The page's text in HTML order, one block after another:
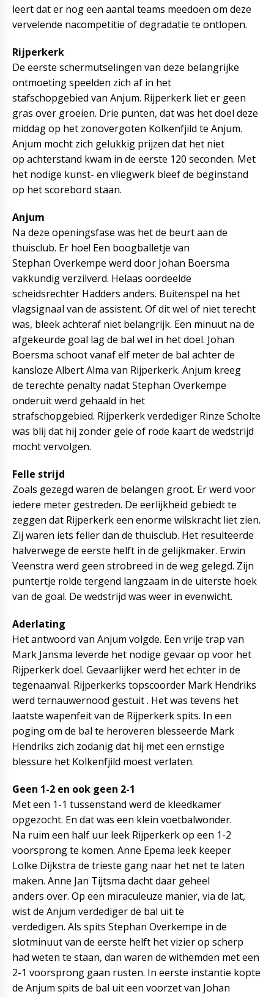
leert dat er nog een aantal teams meedoen om deze
vervelende nacompetitie of degradatie te ontlopen.
Rijperkerk
De eerste schermutselingen van deze belangrijke
ontmoeting speelden zich af in het
stafschopgebied van Anjum. Rijperkerk liet er geen
gras over groeien. Drie punten, dat was het doel deze
middag op het zonovergoten Kolkenfjild te Anjum.
Anjum mocht zich gelukkig prijzen dat het niet
op achterstand kwam in de eerste 120 seconden. Met
het nodige kunst- en vliegwerk bleef de beginstand
op het scorebord staan.
Anjum
Na deze openingsfase was het de beurt aan de
thuisclub. Er hoe! Een boogballetje van
Stephan Overkempe werd door Johan Boersma
vakkundig verzilverd. Helaas oordeelde
scheidsrechter Hadders anders. Buitenspel na het
vlagsignaal van de assistent. Of dit wel of niet terecht
was, bleek achteraf niet belangrijk. Een minuut na de
afgekeurde goal lag de bal wel in het doel. Johan
Boersma schoot vanaf elf meter de bal achter de
kansloze Albert Alma van Rijperkerk. Anjum kreeg
de terechte penalty nadat Stephan Overkempe
onderuit werd gehaald in het
strafschopgebied. Rijperkerk verdediger Rinze Scholte
was blij dat hij zonder gele of rode kaart de wedstrijd
mocht vervolgen.
Felle strijd
Zoals gezegd waren de belangen groot. Er werd voor
iedere meter gestreden. De eerlijkheid gebiedt te
zeggen dat Rijperkerk een enorme wilskracht liet zien.
Zij waren iets feller dan de thuisclub. Het resulteerde
halverwege de eerste helft in de gelijkmaker. Erwin
Veenstra werd geen strobreed in de weg gelegd. Zijn
puntertje rolde tergend langzaam in de uiterste hoek
van de goal. De wedstrijd was weer in evenwicht.
Aderlating
Het antwoord van Anjum volgde. Een vrije trap van
Mark Jansma leverde het nodige gevaar op voor het
Rijperkerk doel. Gevaarlijker werd het echter in de
tegenaanval. Rijperkerks topscoorder Mark Hendriks
werd ternauwernood gestuit . Het was tevens het
laatste wapenfeit van de Rijperkerk spits. In een
poging om de bal te heroveren blesseerde Mark
Hendriks zich zodanig dat hij met een ernstige
blessure het Kolkenfjild moest verlaten.
Geen 1-2 en ook geen 2-1
Met een 1-1 tussenstand werd de kleedkamer
opgezocht. En dat was een klein voetbalwonder.
Na ruim een half uur leek Rijperkerk op een 1-2
voorsprong te komen. Anne Epema leek keeper
Lolke Dijkstra de trieste gang naar het net te laten
maken. Anne Jan Tijtsma dacht daar geheel
anders over. Op een miraculeuze manier, via de lat,
wist de Anjum verdediger de bal uit te
verdedigen. Als spits Stephan Overkempe in de
slotminuut van de eerste helft het vizier op scherp
had weten te staan, dan waren de withemden met een
2-1 voorsprong gaan rusten. In eerste instantie kopte
de Anjum spits de bal uit een voorzet van Johan